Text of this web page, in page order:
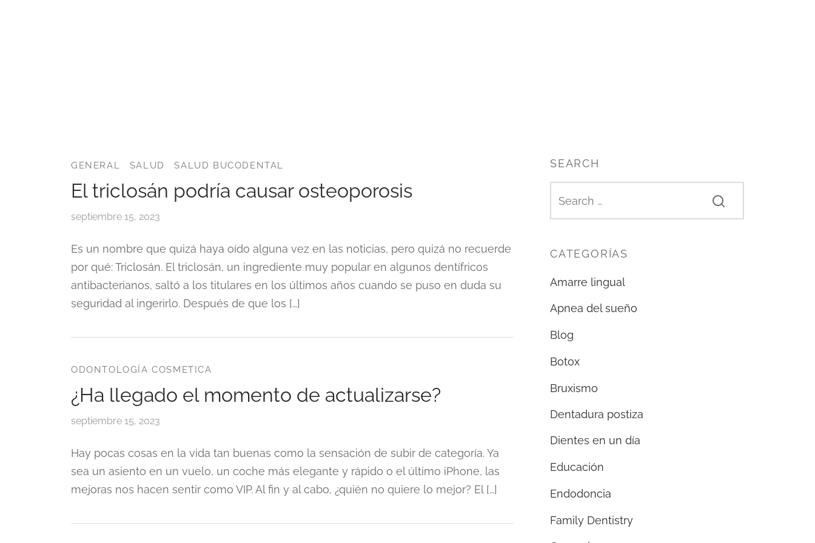
GENERAL SALUD SALUD BUCODENTAL
El triclosán podría causar osteoporosis
septiembre 15, 2023
Es un nombre que quizá haya oído alguna vez en las noticias, pero quizá no recuerde
por qué: Triclosán. El triclosán, un ingrediente muy popular en algunos dentífricos
antibacterianos, saltó a los titulares en los últimos años cuando se puso en duda su
seguridad al ingerirlo. Después de que los […]
ODONTOLOGÍA COSMETICA
¿Ha llegado el momento de actualizarse?
septiembre 15, 2023
Hay pocas cosas en la vida tan buenas como la sensación de subir de categoría. Ya
sea un asiento en un vuelo, un coche más elegante y rápido o el último iPhone, las
mejoras nos hacen sentir como VIP. Al fin y al cabo, ¿quién no quiere lo mejor? El […]
SEARCH
CATEGORÍAS
Amarre lingual
Apnea del sueño
Blog
Botox
Bruxismo
Dentadura postiza
Dientes en un día
Educación
Endodoncia
Family Dentistry